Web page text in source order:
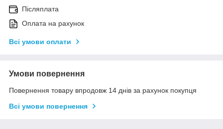
Післяплата
Оплата на рахунок
Всі умови оплати
Умови повернення
Повернення товару впродовж 14 днів за рахунок покупця
Всі умови повернення